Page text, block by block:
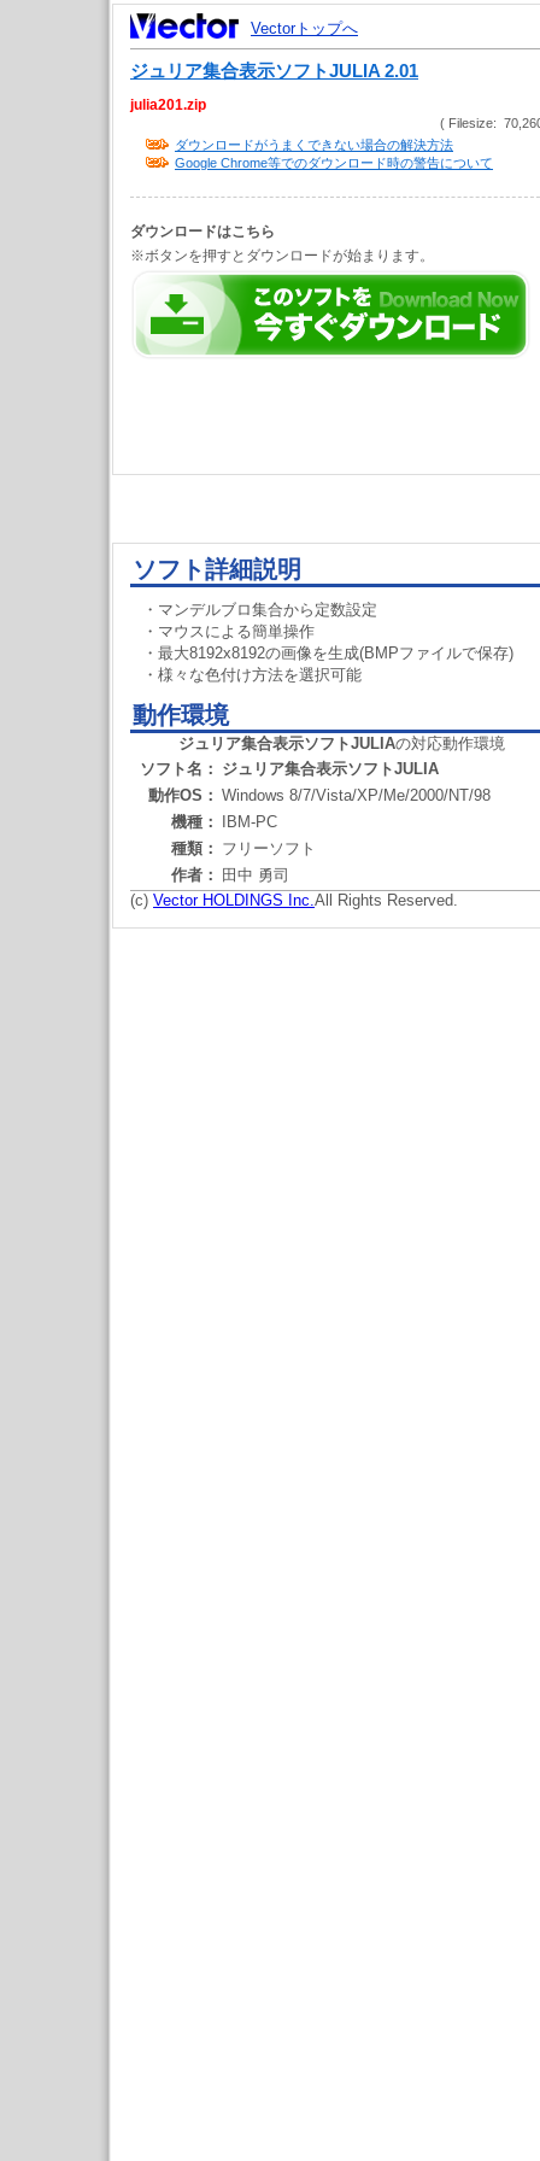
Vectorトップへ
ジュリア集合表示ソフトJULIA 2.01
julia201.zip
( Filesize:
ダウンロードがうまくできない場合の解決方法
Google Chrome等でのダウンロード時の警告について
ダウンロードはこちら
※ボタンを押すとダウンロードが始まります。
ソフト詳細説明
・マンデルブロ集合から定数設定
・マウスによる簡単操作
・最大8192x8192の画像を生成(BMPファイルで保存)
・様々な色付け方法を選択可能
動作環境
ジュリア集合表示ソフトJULIAの対応動作環境
ソフト名： ジュリア集合表示ソフトJULIA
動作OS： Windows 8/7/Vista/XP/Me/2000/NT/98
機種：
IBM-PC
種類： フリーソフト
作者：
田中 勇司
(c) Vector HOLDINGS Inc.All Rights Reserved.